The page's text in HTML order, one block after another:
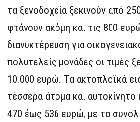
τα ξενοδοχεία ξεκινούν από
φτάνουν ακόμη και τις 800
διανυκτέρευση για
πολυτελείς μονάδες οι τιμές
10.000 ευρώ. Τα ακτοπλοϊκά
τέσσερα άτομα και αυτοκίνητο
470 έως 536 ευρώ, με το